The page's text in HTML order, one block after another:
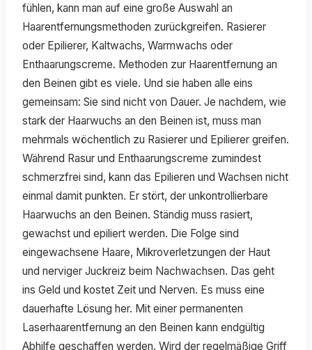
fühlen, kann man auf eine große Auswahl an
Haarentfernungsmethoden zurückgreifen. Rasierer
oder Epilierer, Kaltwachs, Warmwachs oder
Enthaarungscreme. Methoden zur Haarentfernung an
den Beinen gibt es viele. Und sie haben alle eins
gemeinsam: Sie sind nicht von Dauer. Je nachdem, wie
stark der Haarwuchs an den Beinen ist, muss man
mehrmals wöchentlich zu Rasierer und Epilierer greifen.
Während Rasur und Enthaarungscreme zumindest
schmerzfrei sind, kann das Epilieren und Wachsen nicht
einmal damit punkten. Er stört, der unkontrollierbare
Haarwuchs an den Beinen. Ständig muss rasiert,
gewachst und epiliert werden. Die Folge sind
eingewachsene Haare, Mikroverletzungen der Haut
und nerviger Juckreiz beim Nachwachsen. Das geht
ins Geld und kostet Zeit und Nerven. Es muss eine
dauerhafte Lösung her. Mit einer permanenten
Laserhaarentfernung an den Beinen kann endgültig
Abhilfe geschaffen werden. Wird der regelmäßige Griff